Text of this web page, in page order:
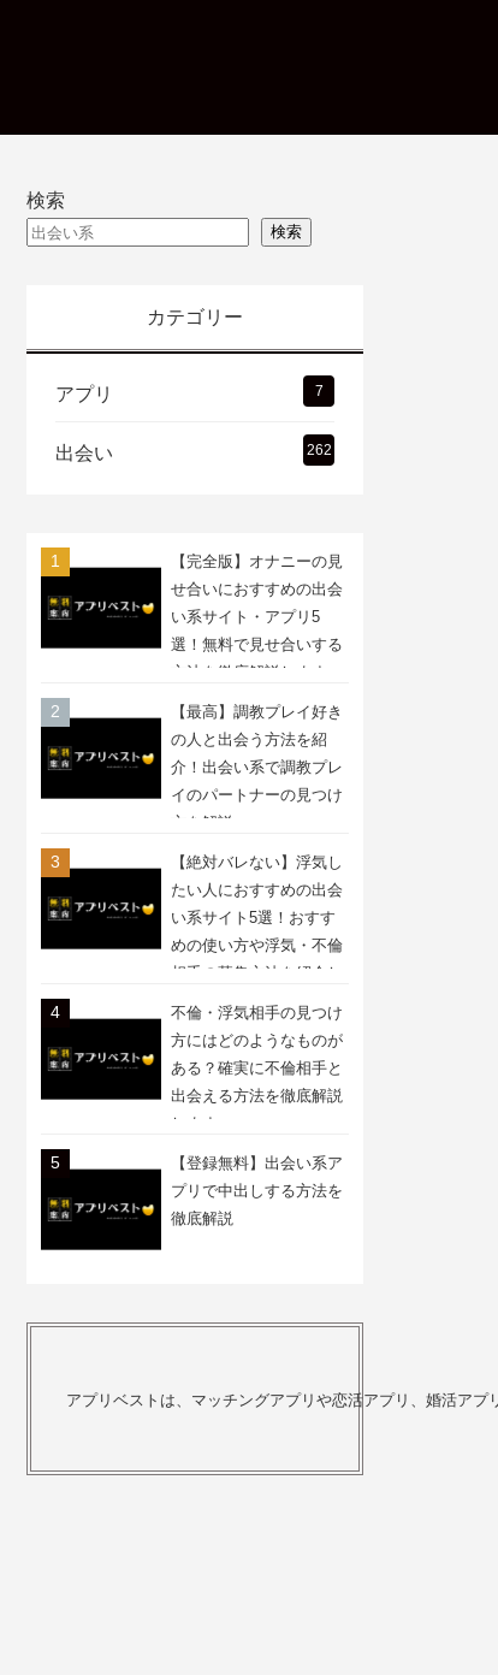
検索
検索
カテゴリー
アプリ 7
出会い 262
【完全版】オナニーの見
せ合いにおすすめの出会
い系サイト・アプリ5
選！無料で見せ合いする
方法を徹底解説します
【最高】調教プレイ好き
の人と出会う方法を紹
介！出会い系で調教プレ
イのパートナーの見つけ
方を解説
【絶対バレない】浮気し
たい人におすすめの出会
い系サイト5選！おすす
めの使い方や浮気・不倫
相手の募集方法を紹介し
ます
不倫・浮気相手の見つけ
方にはどのようなものが
ある？確実に不倫相手と
出会える方法を徹底解説
します
【登録無料】出会い系ア
プリで中出しする方法を
徹底解説
アプリベストは、マッチングアプリや恋活アプリ、婚活ア